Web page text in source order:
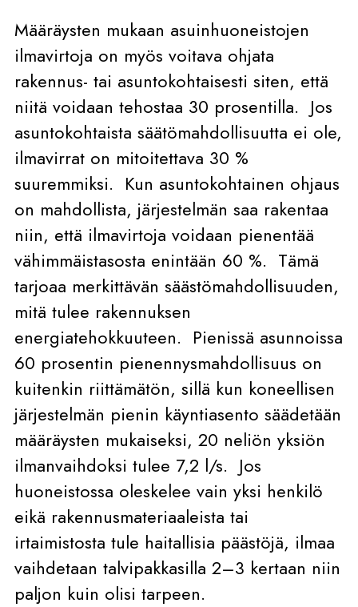
Määräysten mukaan asuinhuoneistojen
ilmavirtoja on myös voitava ohjata
rakennus- tai asuntokohtaisesti siten, että
niitä voidaan tehostaa 30 prosentilla. Jos
asuntokohtaista säätömahdollisuutta ei ole,
ilmavirrat on mitoitettava 30 %
suuremmiksi. Kun asuntokohtainen ohjaus
on mahdollista, järjestelmän saa rakentaa
niin, että ilmavirtoja voidaan pienentää
vähimmäistasosta enintään 60 %. Tämä
tarjoaa merkittävän säästömahdollisuuden,
mitä tulee rakennuksen
energiatehokkuuteen. Pienissä asunnoissa
60 prosentin pienennysmahdollisuus on
kuitenkin riittämätön, sillä kun koneellisen
järjestelmän pienin käyntiasento säädetään
määräysten mukaiseksi, 20 neliön yksiön
ilmanvaihdoksi tulee 7,2 l/s. Jos
huoneistossa oleskelee vain yksi henkilö
eikä rakennusmateriaaleista tai
irtaimistosta tule haitallisia päästöjä, ilmaa
vaihdetaan talvipakkasilla 2–3 kertaan niin
paljon kuin olisi tarpeen.